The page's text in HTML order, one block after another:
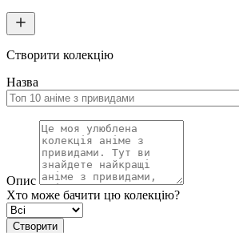
Створити колекцію
Назва
Опис
Хто може бачити цю колекцію?
Створити